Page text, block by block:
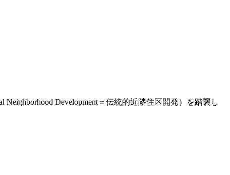
Development＝伝統的近隣住区開発）を踏襲し